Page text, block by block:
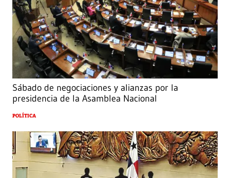
Sábado de negociaciones y alianzas por la
presidencia de la Asamblea Nacional
POLÍTICA